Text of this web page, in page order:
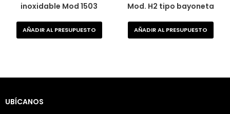
inoxidable Mod 1503
AÑADIR AL PRESUPUESTO
Mod. H2 tipo bayoneta
AÑADIR AL PRESUPUESTO
UBÍCANOS